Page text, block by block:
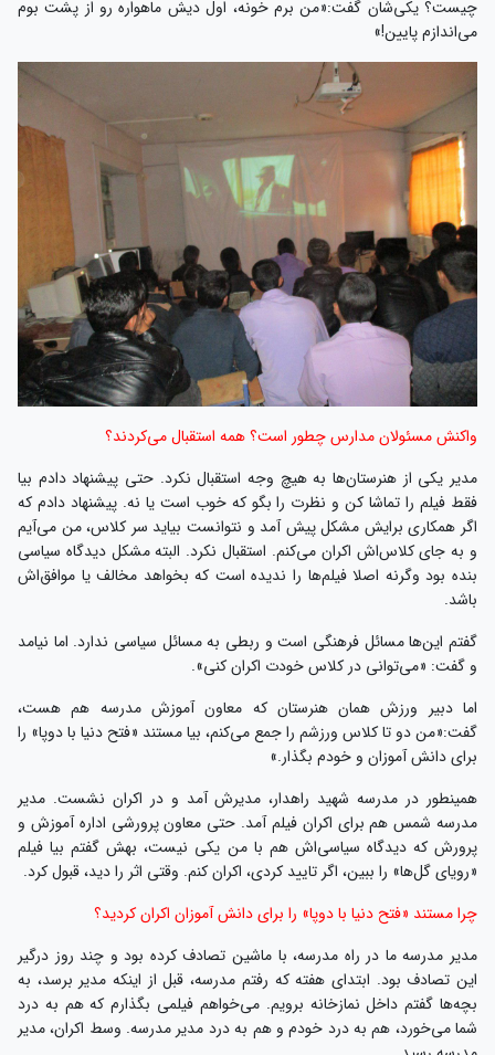
چیست؟ یکی‌شان گفت:«من برم خونه، اول دیش ماهواره رو از پشت بوم
می‌اندازم پایین!»
واکنش مسئولان مدارس چطور است؟ همه استقبال می‌کردند؟
مدیر یکی از هنرستان‌ها به هیچ وجه استقبال نکرد. حتی پیشنهاد دادم بیا
فقط فیلم را تماشا کن و نظرت را بگو که خوب است یا نه. پیشنهاد دادم که
اگر همکاری برایش مشکل پیش آمد و نتوانست بیاید سر کلاس، من می‌آیم
و به جای کلاس‌اش اکران می‌کنم. استقبال نکرد. البته مشکل دیدگاه سیاسی
بنده بود وگرنه اصلا فیلم‌ها را ندیده است که بخواهد مخالف یا موافق‌اش
باشد.
گفتم این‌ها مسائل فرهنگی است و ربطی به مسائل سیاسی ندارد. اما نیامد
و گفت: «می‌توانی در کلاس خودت اکران کنی».
اما دبیر ورزش همان هنرستان که معاون آموزش مدرسه هم هست،
گفت:«من دو تا کلاس ورزشم را جمع می‌کنم، بیا مستند «فتح دنیا با دوپا» را
برای دانش آموزان و خودم بگذار.»
همینطور در مدرسه شهید راهدار، مدیرش آمد و در اکران نشست. مدیر
مدرسه شمس هم برای اکران فیلم آمد. حتی معاون پرورشی اداره آموزش و
پرورش که دیدگاه سیاسی‌اش هم با من یکی نیست، بهش گفتم بیا فیلم
«رویای گل‌ها» را ببین، اگر تایید کردی، اکران کنم. وقتی اثر را دید، قبول کرد.
چرا مستند «فتح دنیا با دوپا» را برای دانش آموزان اکران کردید؟
مدیر مدرسه ما در راه مدرسه، با ماشین تصادف کرده بود و چند روز درگیر
این تصادف بود. ابتدای هفته که رفتم مدرسه، قبل از اینکه مدیر برسد، به
بچه‌ها گفتم داخل نمازخانه برویم. می‌خواهم فیلمی بگذارم که هم به درد
شما می‌خورد، هم به درد خودم و هم به درد مدیر مدرسه. وسط اکران، مدیر